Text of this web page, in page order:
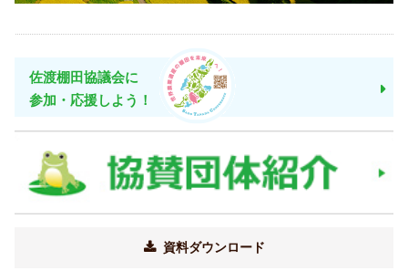
佐渡棚田協議会に
参加・応援しよう！
資料ダウンロード